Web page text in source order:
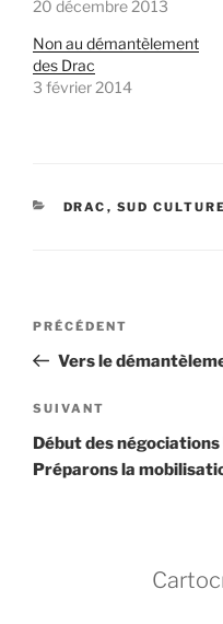
20 décembre 2013
Non au démantèlement
des Drac
3 février 2014
CATÉGORIES
DRAC , SUD
Navigation
l’article
Article
précédent
PRÉCÉDENT
Vers le
Article
suivant
SUIVANT
Début des négociations
Préparons la